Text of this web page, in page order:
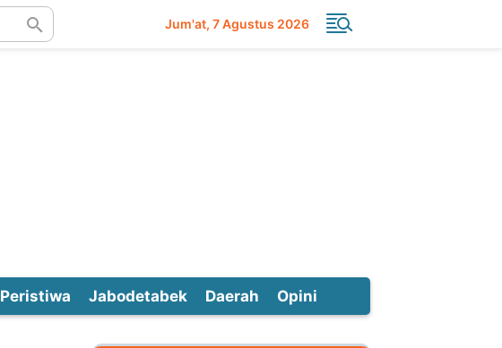
Jum'at 7 Agustus 2026
Peristiwa Jabodetabek Daerah Opini